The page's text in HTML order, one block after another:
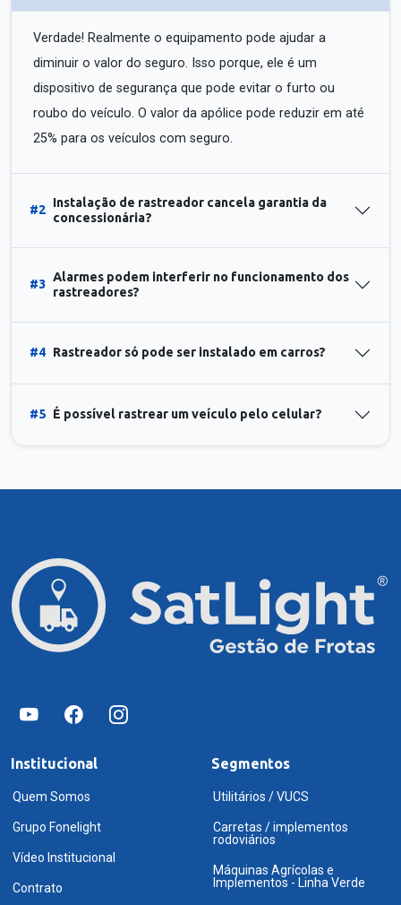
Verdade! Realmente o equipamento pode ajudar a
diminuir o valor do seguro. Isso porque, ele é um
dispositivo de segurança que pode evitar o furto ou
roubo do veículo. O valor da apólice pode reduzir em até
25% para os veículos com seguro.
#2
Instalação de rastreador cancela garantia da
concessionária?
#3
Alarmes podem interferir no funcionamento dos
rastreadores?
#4 Rastreador só pode ser instalado em carros?
#5 É possível rastrear um veículo pelo celular?
Institucional
Quem Somos
Grupo Fonelight
Vídeo Institucional
Contrato
Segmentos
Utilitários / VUCS
Carretas / implementos
rodoviários
Máquinas Agrícolas e
Implementos - Linha Verde